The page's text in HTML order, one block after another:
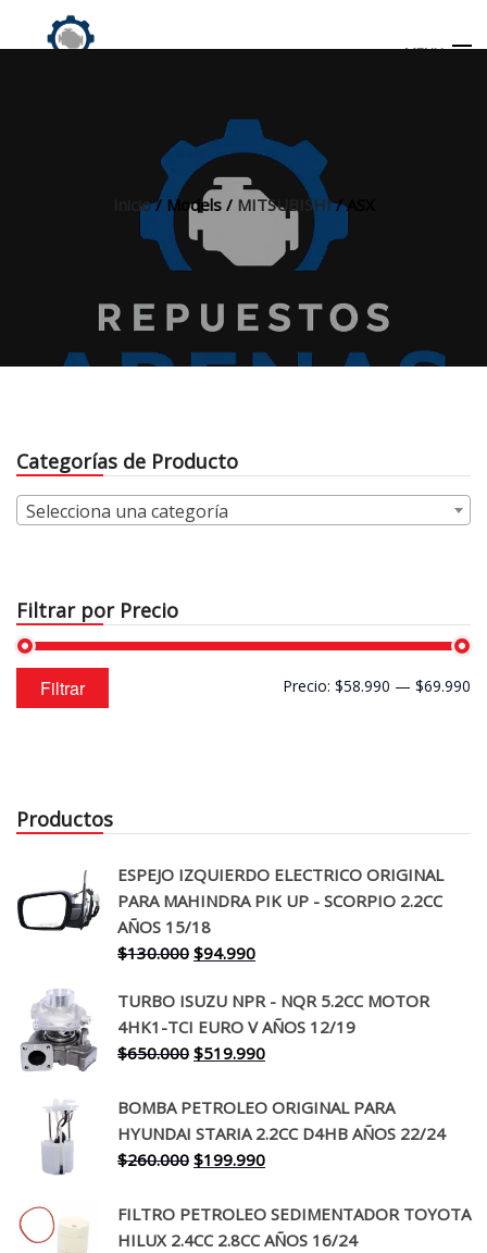
MENU
Inicio/ Models / MITSUBISHI/ ASX
Categorías de Producto
Selecciona una categoría
Filtrar por Precio
Precio
mínimo
Precio
máximo
Filtrar Precio: $58.990 — $69.990
Productos
ESPEJO IZQUIERDO ELECTRICO ORIGINAL
PARA MAHINDRA PIK UP - SCORPIO 2.2CC
AÑOS 15/18
$130.000 El
original
era:
$130.000.
$94.990El
actual
es:
$94.990.
TURBO ISUZU NPR - NQR 5.2CC MOTOR
4HK1-TCI EURO V AÑOS 12/19
$650.000 El
original
era:
$650.000.
$519.990El
actual
es:
$519.990.
BOMBA PETROLEO ORIGINAL PARA
HYUNDAI STARIA 2.2CC D4HB AÑOS 22/24
$260.000 El
original
era:
$199.990El
actual
es:
FILTRO PETROLEO SEDIMENTADOR TOYOTA
HILUX 2.4CC 2.8CC AÑOS 16/24